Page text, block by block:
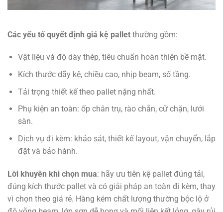
Các yếu tố quyết định giá kệ pallet thường gồm:
Vật liệu và độ dày thép, tiêu chuẩn hoàn thiện bề mặt.
Kích thước dãy kệ, chiều cao, nhịp beam, số tầng.
Tải trọng thiết kế theo pallet nặng nhất.
Phụ kiện an toàn: ốp chân trụ, rào chắn, cữ chặn, lưới
sàn.
Dịch vụ đi kèm: khảo sát, thiết kế layout, vận chuyển, lắp
đặt và bảo hành.
Lời khuyên khi chọn mua: hãy ưu tiên kệ pallet đúng tải,
đúng kích thước pallet và có giải pháp an toàn đi kèm, thay
vì chọn theo giá rẻ. Hàng kém chất lượng thường bộc lộ ở